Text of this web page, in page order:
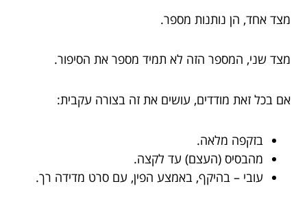
מצד אחד, הן נותנות מספר.
מצד שני, המספר הזה לא תמיד מספר את הסיפור.
אם בכל זאת מודדים, עושים את זה בצורה עקבית:
בזקפה מלאה.
מהבסיס (העצם) עד לקצה.
עובי – בהיקף, באמצע הפין, עם סרט מדידה רך.